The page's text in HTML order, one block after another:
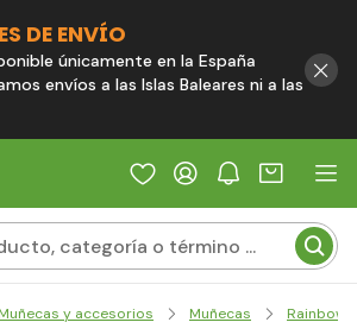
DE ENVÍO
únicamente en la España
envíos a las Islas Baleares ni a las
Muñecas y accesorios Muñecas Rainbow